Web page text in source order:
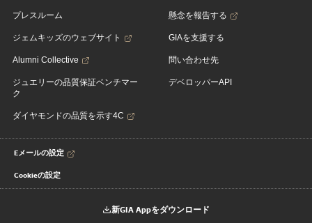
プレスルーム
ジェムキッズのウェブサイト
Alumni Collective
ジュエリーの品質保証ベンチマー
ク
ダイヤモンドの品質を示す4C
懸念を報告する
GIAを支援する
問い合わせ先
デベロッパーAPI
Eメールの設定
Cookieの設定
新GIA Appをダウンロード